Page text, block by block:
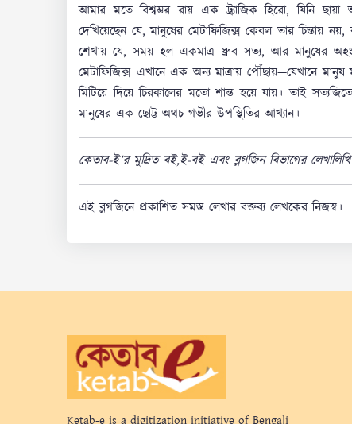
আমার মতে বিশ্বম্ভর রায় এক ট্র্যাজিক হিরো, যিনি ছায়া
দেখিয়েছেন যে, মানুষের মেটাফিজিক্স কেবল তার চিন্তায়
শেখায় যে, সময় হল একমাত্র ধ্রুব সত্য, আর মানুষের
মেটাফিজিক্স এখানে এক অন্য মাত্রায় পৌঁছায়—যেখানে মানুষ
মিটিয়ে দিয়ে চিরকালের মতো শান্ত হয়ে যায়। তাই
মানুষের এক ছোট্ট অথচ গভীর উপস্থিতির আখ্যান।
কেতাব-ই’র মুদ্রিত বই,ই-বই এবং ব্লগজিন বিভাগের
এই ব্লগজিনে প্রকাশিত সমস্ত লেখার বক্তব্য লেখকের নিজস্ব।
Ketab-e is a digitization initiative of Bengali